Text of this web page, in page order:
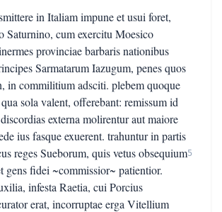
in Italiam impune et usui foret,
Saturnino, cum exercitu Moesico
provinciae barbaris nationibus
Sarmatarum Iazugum, penes quos
in commilitium adsciti. plebem quoque
sola valent, offerebant: remissum id
externa molirentur aut maiore
ius fasque exuerent. trahuntur in partis
reges Sueborum, quis vetus obsequium
gens fidei ~commissior~ patientior.
infesta Raetia, cui Porcius
erat, incorruptae erga Vitellium
5